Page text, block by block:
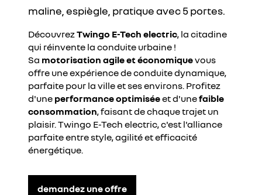
maline, espiègle, pratique avec 5 portes.
DécouvrezTwingo E-Tech electric, la citadine
qui réinvente la conduite urbaine !
Sa motorisation agile et économiquevous
offre une expérience de conduite dynamique,
parfaite pour la ville et ses environs. Profitez
d'une performance optimiséeet d'unefaible
consommation, faisant de chaque trajet un
plaisir. Twingo E-Tech electric, c'est l'alliance
parfaite entre style, agilité et efficacité
énergétique.
demandez une offre